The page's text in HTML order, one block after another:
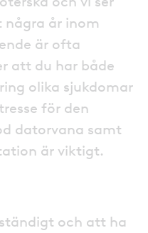
år inom
är ofta
att du har både
olika sjukdomar
för den
datorvana samt
är viktigt.
och att ha